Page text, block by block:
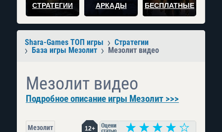
СТРАТЕГИИ АРКАДЫ БЕСПЛАТНЫЕ
Shara-Games ТОП игры
Стратегии
База игры Мезолит
Мезолит видео
Мезолит видео
Подробное описание игры Мезолит >>>
Мезолит 12+